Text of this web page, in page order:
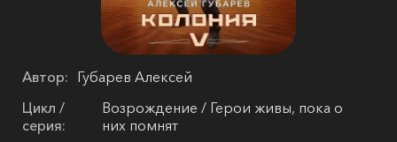
Автор: Губарев Алексей
Цикл /
серия:
Возрождение / Герои живы, пока о
них помнят